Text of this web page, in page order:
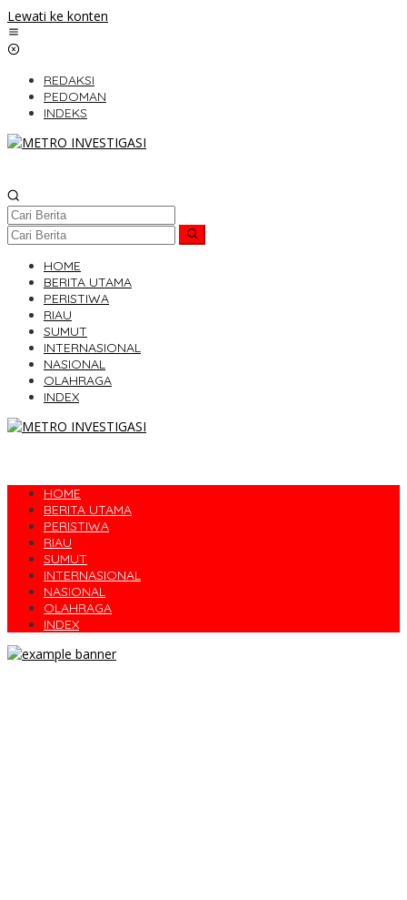
Lewati ke konten
REDAKSI
PEDOMAN
INDEKS
HOME
BERITA UTAMA
PERISTIWA
RIAU
SUMUT
INTERNASIONAL
NASIONAL
OLAHRAGA
INDEX
HOME
BERITA UTAMA
PERISTIWA
RIAU
SUMUT
INTERNASIONAL
NASIONAL
OLAHRAGA
INDEX